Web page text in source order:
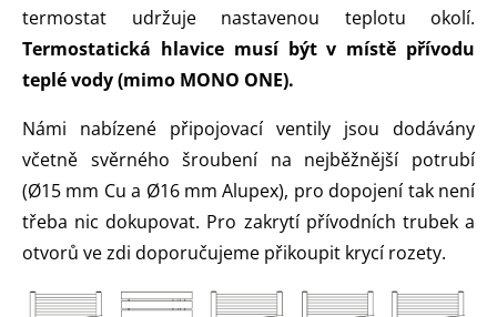
termostat udržuje nastavenou teplotu okolí.
Termostatická hlavice musí být v místě přívodu
teplé vody (mimo MONO ONE).
Námi nabízené připojovací ventily jsou dodávány
včetně svěrného šroubení na nejběžnější potrubí
(Ø15 mm Cu a Ø16 mm Alupex), pro dopojení tak není
třeba nic dokupovat. Pro zakrytí přívodních trubek a
otvorů ve zdi doporučujeme přikoupit krycí rozety.